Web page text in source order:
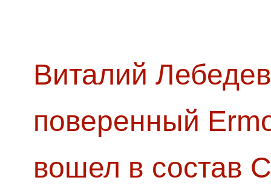
Виталий
поверенный
вошел в состав